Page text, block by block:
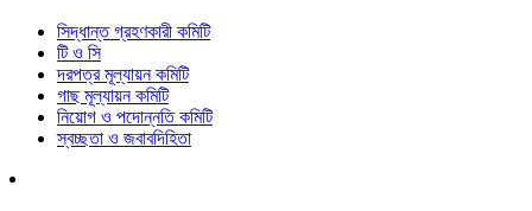
সিদ্ধান্ত গ্রহণকারী কমিটি
টি ও সি
দরপত্র মূল্যায়ন কমিটি
গাছ মূল্যায়ন কমিটি
নিয়োগ ও পদোন্নতি কমিটি
স্বচ্ছতা ও জবাবদিহিতা